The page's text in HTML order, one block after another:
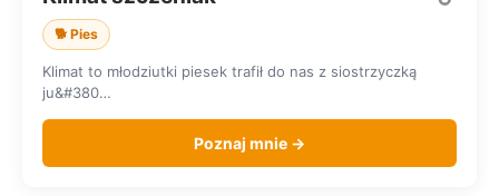
🐕 Pies
Klimat to młodziutki piesek trafił do nas z siostrzyczką
ju&#380…
Poznaj mnie →